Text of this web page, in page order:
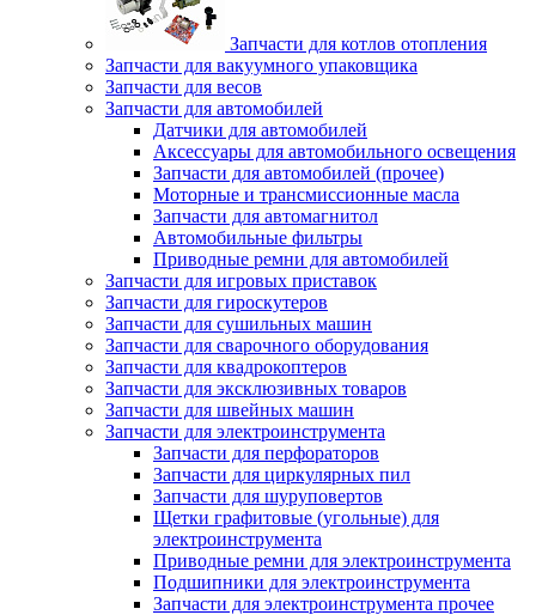
Запчасти для котлов отопления
Запчасти для вакуумного упаковщика
Запчасти для весов
Запчасти для автомобилей
Датчики для автомобилей
Аксессуары для автомобильного освещения
Запчасти для автомобилей (прочее)
Моторные и трансмиссионные масла
Запчасти для автомагнитол
Автомобильные фильтры
Приводные ремни для автомобилей
Запчасти для игровых приставок
Запчасти для гироскутеров
Запчасти для сушильных машин
Запчасти для сварочного оборудования
Запчасти для квадрокоптеров
Запчасти для эксклюзивных товаров
Запчасти для швейных машин
Запчасти для электроинструмента
Запчасти для перфораторов
Запчасти для циркулярных пил
Запчасти для шуруповертов
Щетки графитовые (угольные) для
электроинструмента
Приводные ремни для электроинструмента
Подшипники для электроинструмента
Запчасти для электроинструмента прочее